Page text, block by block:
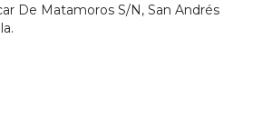
De Matamoros S/N, San Andrés